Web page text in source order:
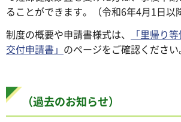
ることができます。（令和6年4月1日以
制度の概要や申請書様式は、
「里帰り
交付申請書」 のページをご確認ください
（過去のお知らせ）